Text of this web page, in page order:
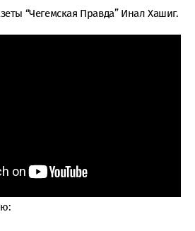
“Чегемская Правда” Инал Хашиг.